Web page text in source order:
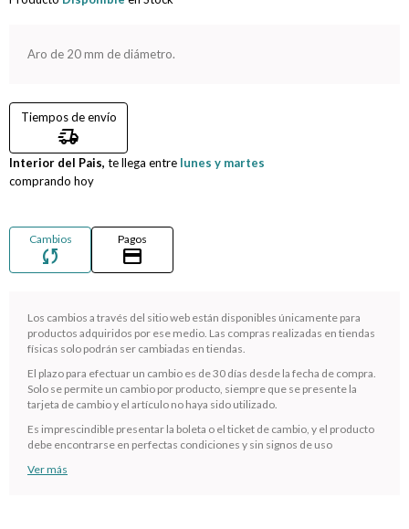
Aro de 20 mm de diámetro.
Tiempos de envío
delivery_truck_speed
Interior del Pais, te llega entre lunes y martes
comprando hoy
Cambios
sync
Pagos
credit_card
Los cambios a través del sitio web están disponibles únicamente para
productos adquiridos por ese medio. Las compras realizadas en tiendas
físicas solo podrán ser cambiadas en tiendas.
El plazo para efectuar un cambio es de 30 días desde la fecha de compra.
Solo se permite un cambio por producto, siempre que se presente la
tarjeta de cambio y el artículo no haya sido utilizado.
Es imprescindible presentar la boleta o el ticket de cambio, y el producto
debe encontrarse en perfectas condiciones y sin signos de uso
Ver más
¡Sumate a la forma más ágil de comprar!
Comprá en 3 cuotas sin recargo o hasta en 12
cuotas * ¡Solo con tu cédula!
Nacimiento
San Valentín
Compromiso